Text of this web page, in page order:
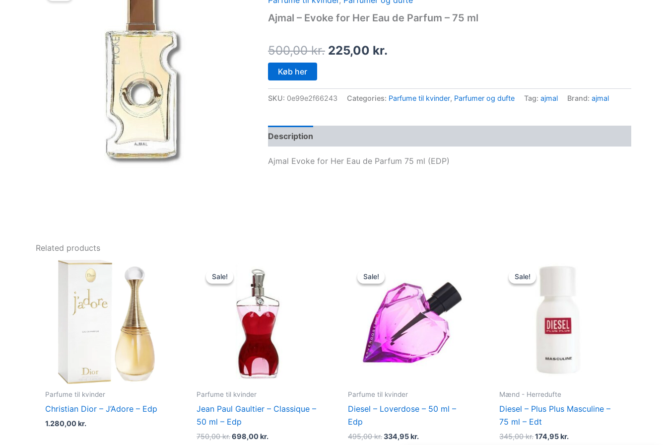
Ajmal – Evoke for Her Eau de Parfum – 75 ml
500,00kr.
price
was:
500,00 kr..
225,00 kr.
price
is:
Køb her
SKU: 0e99e2f66243 Categories: Parfume til kvinder, Parfumer og dufte Tag: ajmal Brand: ajmal
Description
Ajmal Evoke for Her Eau de Parfum 75 ml (EDP)
Related products
Parfume til kvinder
Christian Dior – J’Adore – Edp
1.280,00kr.
Sale!
Sale!
Parfume til kvinder
Jean Paul Gaultier – Classique –
50 ml – Edp
750,00kr.
was:
750,00 kr..
698,00kr.
Sale!
Sale!
Parfume til kvinder
Diesel – Loverdose – 50 ml –
Edp
495,00kr.
was:
495,00 kr..
334,95kr.
334,95 kr..
Sale!
Sale!
Mænd - Herredufte
Diesel – Plus Plus Masculine –
75 ml – Edt
345,00kr.
was:
174,95kr.